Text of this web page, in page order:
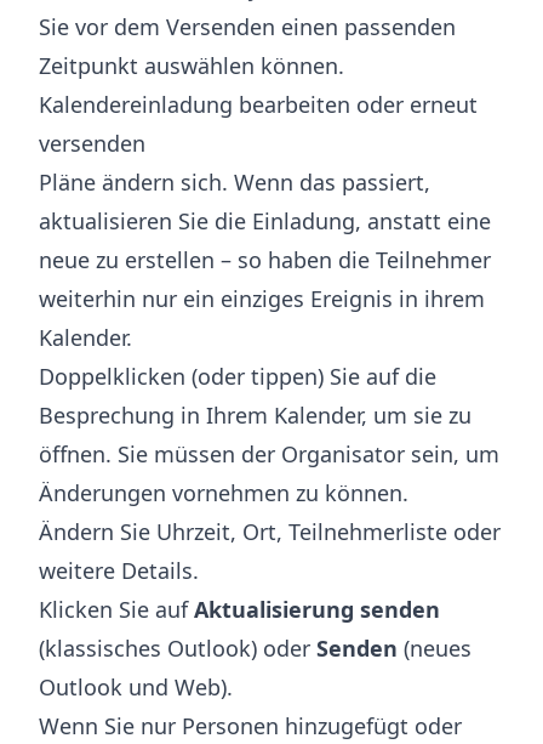
Sie vor dem Versenden einen passenden
Zeitpunkt auswählen können.
Kalendereinladung bearbeiten oder erneut
versenden
Pläne ändern sich. Wenn das passiert,
aktualisieren Sie die Einladung, anstatt eine
neue zu erstellen – so haben die Teilnehmer
weiterhin nur ein einziges Ereignis in ihrem
Kalender.
Doppelklicken (oder tippen) Sie auf die
Besprechung in Ihrem Kalender, um sie zu
öffnen. Sie müssen der Organisator sein, um
Änderungen vornehmen zu können.
Ändern Sie Uhrzeit, Ort, Teilnehmerliste oder
weitere Details.
Klicken Sie aufAktualisierung senden
(klassisches Outlook) oder Senden (neues
Outlook und Web).
Wenn Sie nur Personen hinzugefügt oder